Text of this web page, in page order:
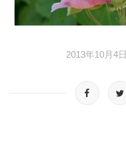
2013年10月4日